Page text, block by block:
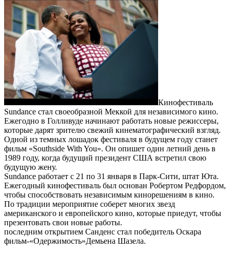
Кинофестиваль
Sundance стал своеобразной Меккой для независимого кино.
Ежегодно в Голливуде начинают работать новые режиссеры,
которые дарят зрителю свежий кинематографический взгляд.
Одной из темных лошадок фестиваля в будущем году станет
фильм «Southside With You». Он опишет один летний день в
1989 году, когда будущий президент США встретил свою
будущую жену.
Sundance работает с 21 по 31 января в Парк-Сити, штат Юта.
Ежегодный кинофестиваль был основан Робертом Редфордом,
чтобы способствовать независимым кинорешениям в кино.
По традиции мероприятие соберет многих звезд
американского и европейского кино, которые приедут, чтобы
презентовать свои новые работы.
последним открытием Санденс стал победитель Оскара
фильм-«Одержимость»Демьена Шазела.